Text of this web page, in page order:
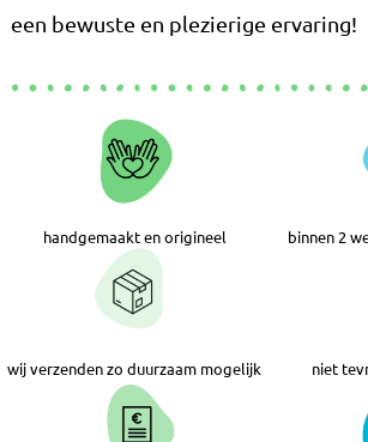
een bewuste en plezierige ervaring!
handgemaakt en origineel binnen 2
wij verzenden zo duurzaam mogelijk niet